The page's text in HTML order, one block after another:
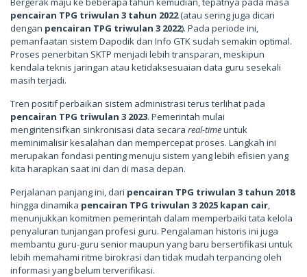
pencairan TPG triwulan 3 tahun 2022(atau sering juga dicari
dengan pencairan TPG triwulan 3 2022). Pada periode ini,
pemanfaatan sistem Dapodik dan Info GTK sudah semakin optimal.
Proses penerbitan SKTP menjadi lebih transparan, meskipun
kendala teknis jaringan atau ketidaksesuaian data guru sesekali
masih terjadi.
Tren positif perbaikan sistem administrasi terus terlihat pada
pencairan TPG triwulan 3 2023. Pemerintah mulai
mengintensifkan sinkronisasi data secara real-timeuntuk
meminimalisir kesalahan dan mempercepat proses. Langkah ini
merupakan fondasi penting menuju sistem yang lebih efisien yang
kita harapkan saat ini dan di masa depan.
Perjalanan panjang ini, dari pencairan TPG triwulan 3 tahun 2018
hingga dinamika pencairan TPG triwulan 3 2025 kapan cair,
menunjukkan komitmen pemerintah dalam memperbaiki tata kelola
penyaluran tunjangan profesi guru. Pengalaman historis ini juga
membantu guru-guru senior maupun yang baru bersertifikasi untuk
lebih memahami ritme birokrasi dan tidak mudah terpancing oleh
informasi yang belum terverifikasi.